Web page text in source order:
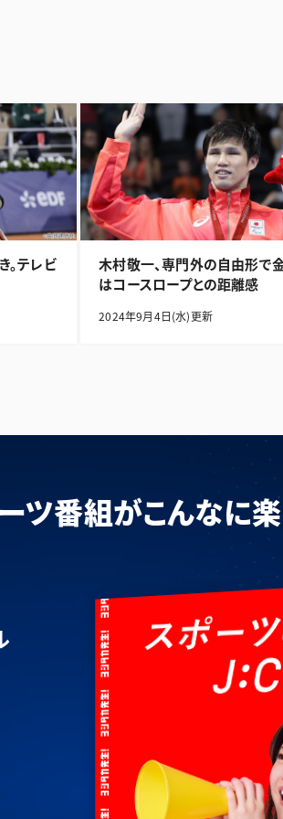
。テレビ
木村敬一、専門外の自由形で
はコースロープとの距離感
2024年9月4日(水)更新
ツ番組がこんなに